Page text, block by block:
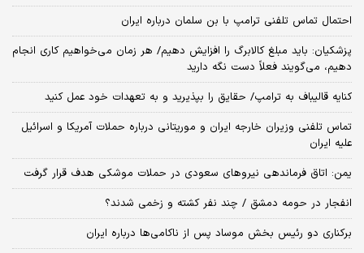
احتمال تماس تلفنی ترامپ با بن سلمان درباره ایران
پزشکیان: باید مبلغ کالابرگ را افزایش دهیم/ هر زمان می‌خواهیم کاری انجام
دهیم، می‌گویند فعلاً دست نگه دارید
کنایه قالیباف به ترامپ/ حقایق را بپذیرید و به تعهدات خود عمل کنید
تماس تلفنی وزیران خارجه ایران و موریتانی درباره حملات آمریکا و اسرائیل
علیه ایران
یمن: اتاق فرماندهی نیروهای سعودی در حملات موشکی هدف قرار گرفت
انفجار در حومه دمشق / چند نفر کشته و زخمی شدند؟
برکناری دو رئیس بخش موساد پس از ناکامی‌ها درباره ایران